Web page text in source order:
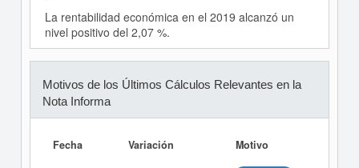
La rentabilidad económica en el 2019 alcanzó un
nivel positivo del 2,07 %.
Motivos de los Últimos Cálculos Relevantes en la
Nota Informa
Fecha Variación Motivo